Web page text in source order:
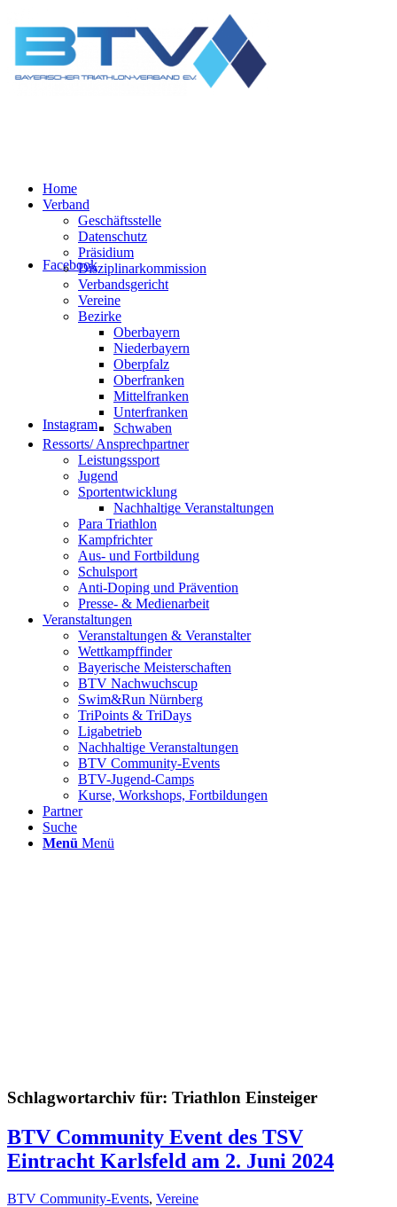
Facebook
Instagram
Home
Verband
Geschäftsstelle
Datenschutz
Präsidium
Disziplinarkommission
Verbandsgericht
Vereine
Bezirke
Oberbayern
Niederbayern
Oberpfalz
Oberfranken
Mittelfranken
Unterfranken
Schwaben
Ressorts/ Ansprechpartner
Leistungssport
Jugend
Sportentwicklung
Nachhaltige Veranstaltungen
Para Triathlon
Kampfrichter
Aus- und Fortbildung
Schulsport
Anti-Doping und Prävention
Presse- & Medienarbeit
Veranstaltungen
Veranstaltungen & Veranstalter
Wettkampffinder
Bayerische Meisterschaften
BTV Nachwuchscup
Swim&Run Nürnberg
TriPoints & TriDays
Ligabetrieb
Nachhaltige Veranstaltungen
BTV Community-Events
BTV-Jugend-Camps
Kurse, Workshops, Fortbildungen
Partner
Suche
Menü Menü
Schlagwortarchiv für: Triathlon Einsteiger
BTV Community Event des TSV
Eintracht Karlsfeld am 2. Juni 2024
BTV Community-Events, Vereine